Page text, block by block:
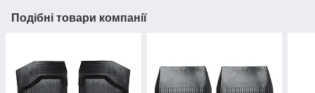
Подібні товари компанії